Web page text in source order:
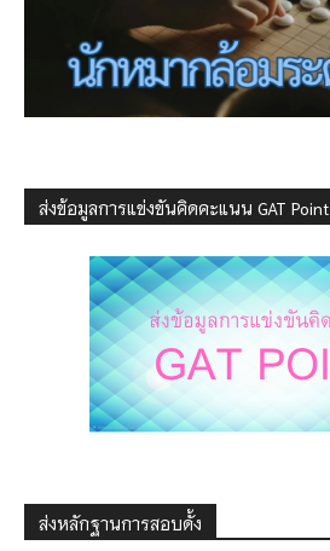
ส่งข้อมูลการแข่งขันคิดคะแนน GAT Point
ส่งหลักฐานการสอบดั้ง